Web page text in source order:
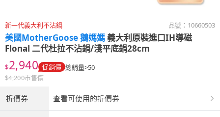
新一代義大利不沾鍋 品號： 10660503
美國MotherGoose 鵝媽媽 義大利原裝進口IH導磁
Flonal 二代杜拉不沾鍋/淺平底鍋28cm
$2,940 促銷價 總銷量>50
$4,200市售價
折價券 查看可使用的折價券